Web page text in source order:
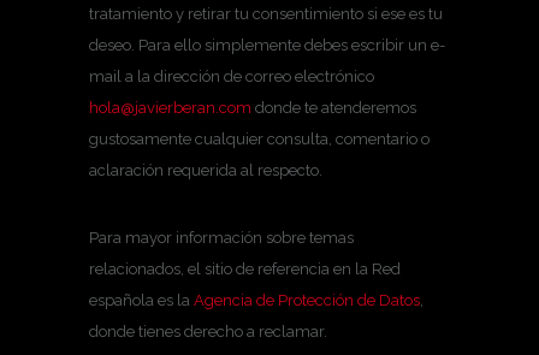
tratamiento y retirar tu consentimiento si ese es tu
deseo. Para ello simplemente debes escribir un e-
mail a la dirección de correo electrónico
hola@javierberan.com donde te atenderemos
gustosamente cualquier consulta, comentario o
aclaración requerida al respecto.
Para mayor información sobre temas
relacionados, el sitio de referencia en la Red
española es la Agencia de Protección de Datos,
donde tienes derecho a reclamar.